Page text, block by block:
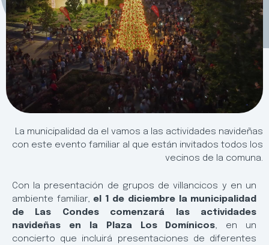
La municipalidad da el vamos a las actividades navideñas
con este evento familiar al que están invitados todos los
vecinos de la comuna.
Con la presentación de grupos de villancicos y en un
ambiente familiar, el 1 de diciembre la municipalidad
de Las Condes comenzará las actividades
navideñas en la Plaza Los Domínicos, en un
concierto que incluirá presentaciones de diferentes